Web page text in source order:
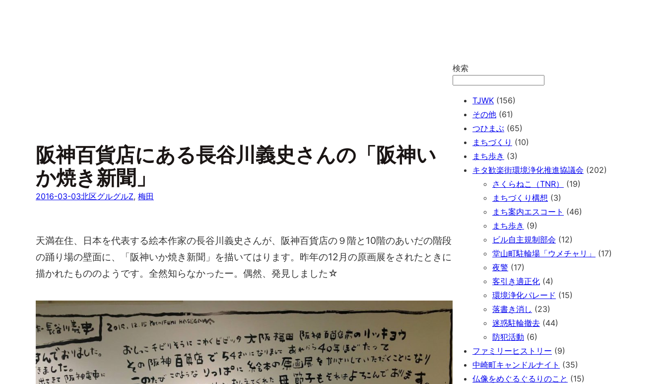
阪神百貨店にある長谷川義史さんの「阪神い
か焼き新聞」
2016-03-03北区グルグルZ, 梅田
天満在住、日本を代表する絵本作家の長谷川義史さんが、阪神百貨店の９階と10階のあいだの階段
の踊り場の壁面に、「阪神いか焼き新聞」を描いてはります。昨年の12月の原画展をされたときに
描かれたもののようです。全然知らなかったー。偶然、発見しました☆
検索
TJWK (156)
その他 (61)
つひまぶ (65)
まちづくり (10)
まち歩き (3)
キタ歓楽街環境浄化推進協議会 (202)
さくらねこ（TNR）
(19)
まちづくり構想 (3)
まち案内エスコート (46)
まち歩き (9)
ビル自主規制部会 (12)
堂山町駐輪場「ウメチャリ」
(17)
夜警 (17)
客引き適正化 (4)
環境浄化パレード (15)
落書き消し (23)
迷惑駐輪撤去 (44)
防犯活動 (6)
ファミリーヒストリー (9)
中崎町キャンドルナイト (35)
仏像をめぐるぐるりのこと (15)